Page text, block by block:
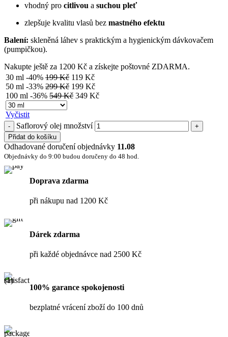
vhodný pro citlivou a suchou pleť
zlepšuje kvalitu vlasů bez mastného efektu
Balení: skleněná láhev s praktickým a hygienickým dávkovačem
(pumpičkou).
Nakupte ještě za 1200 Kč a získejte poštovné ZDARMA.
30 ml -40% 199Kč 119 Kč
50 ml -33% 299Kč 199 Kč
100 ml -36% 549Kč 349 Kč
Vyčistit
Saflorový olej množství
Přidat do košíku
Odhadované doručení objednávky 11.08
Objednávky do 9:00 budou doručeny do 48 hod.
Doprava zdarma
při nákupu nad 1200 Kč
Dárek zdarma
při každé objednávce nad 2500 Kč
100% garance spokojenosti
bezplatné vrácení zboží do 100 dnů